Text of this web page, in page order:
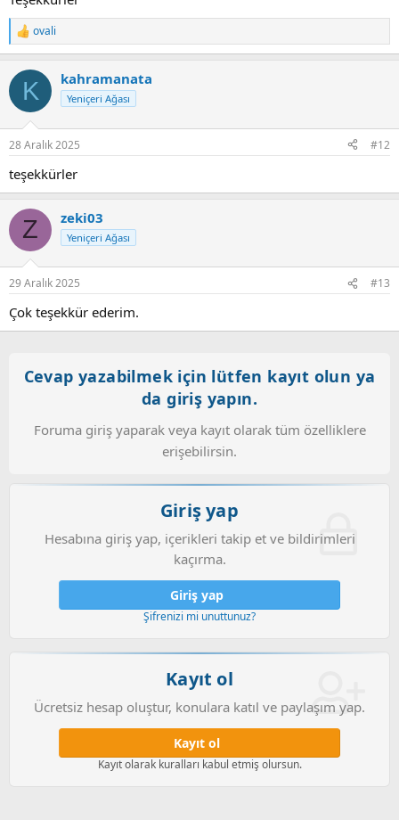
T
e
k
l
:
ovali
K kahramanata
Yeniçeri Ağası
28 Aralık 2025 #12
teşekkürler
Z zeki03
Yeniçeri Ağası
29 Aralık 2025 #13
Çok teşekkür ederim.
Cevap yazabilmek için lütfen kayıt olun ya
da giriş yapın.
Foruma giriş yaparak veya kayıt olarak tüm özelliklere
erişebilirsin.
Giriş yap
Hesabına giriş yap, içerikleri takip et ve bildirimleri
kaçırma.
Giriş yap
Şifrenizi mi unuttunuz?
Kayıt ol
Ücretsiz hesap oluştur, konulara katıl ve paylaşım yap.
Kayıt ol
Kayıt olarak kuralları kabul etmiş olursun.